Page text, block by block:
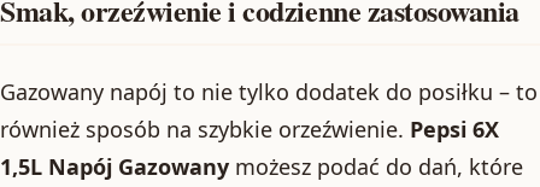
Smak, orzeźwienie i codzienne zastosowania
Gazowany napój to nie tylko dodatek do posiłku – to
również sposób na szybkie orzeźwienie. Pepsi 6X
1,5L Napój Gazowany możesz podać do dań, które